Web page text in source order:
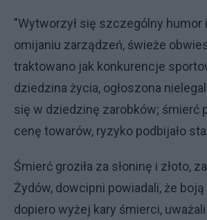
"Wytworzył się szczególny humor
omijaniu zarządzeń, świeże
traktowano jak konkurencje
dziedzina życia, ogłoszona
się w dziedzinę zarobków; śmierć
cenę towarów, ryzyko podbijało
Śmierć groziła za słoninę i złoto,
Żydów, dowcipni powiadali, że
dopiero wyżej kary śmierci,